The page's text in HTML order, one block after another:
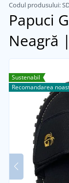
Codul produsului:
Papuci
Neagră
Sustenabil
Recomandarea